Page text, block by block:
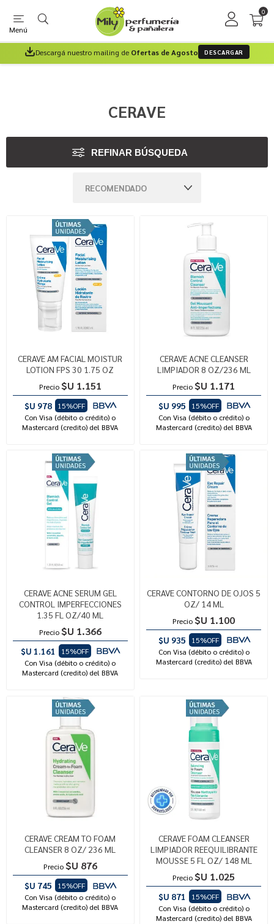
Menú
0
Descargá nuestro mailing de Ofertas de Agosto DESCARGAR
CERAVE
REFINAR BÚSQUEDA
CERAVE AM FACIAL MOISTUR
LOTION FPS 30 1.75 OZ
Precio $U 1.151
$U 978
15%OFF
Con Visa (débito o crédito) o
Mastercard (credito) del BBVA
CERAVE ACNE CLEANSER
LIMPIADOR 8 OZ/236 ML
Precio $U 1.171
$U 995
15%OFF
Con Visa (débito o crédito) o
Mastercard (credito) del BBVA
CERAVE ACNE SERUM GEL
CONTROL IMPERFECCIONES
1.35 FL OZ/40 ML
Precio $U 1.366
$U 1.161
15%OFF
Con Visa (débito o crédito) o
Mastercard (credito) del BBVA
CERAVE CONTORNO DE OJOS 5
OZ/ 14 ML
Precio $U 1.100
$U 935
15%OFF
Con Visa (débito o crédito) o
Mastercard (credito) del BBVA
CERAVE CREAM TO FOAM
CLEANSER 8 OZ/ 236 ML
Precio $U 876
$U 745
15%OFF
Con Visa (débito o crédito) o
Mastercard (credito) del BBVA
CERAVE FOAM CLEANSER
LIMPIADOR REEQUILIBRANTE
MOUSSE 5 FL OZ/ 148 ML
Precio $U 1.025
$U 871
15%OFF
Con Visa (débito o crédito) o
Mastercard (credito) del BBVA